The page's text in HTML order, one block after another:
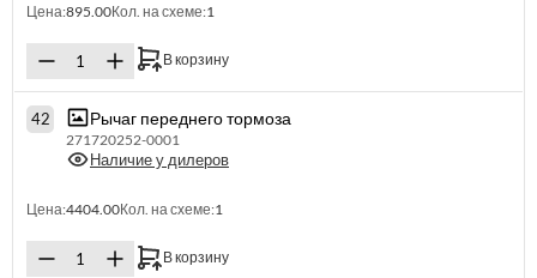
Цена:895.00Кол. на схеме:1
В корзину
42 Рычаг переднего тормоза
271720252-0001
Наличие у дилеров
Цена:4404.00Кол. на схеме:1
В корзину